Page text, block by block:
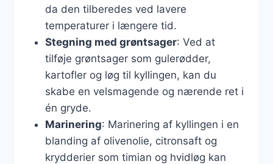
da den tilberedes ved lavere
temperaturer i længere tid.
Stegning med grøntsager: Ved at
tilføje grøntsager som gulerødder,
kartofler og løg til kyllingen, kan du
skabe en velsmagende og nærende ret i
én gryde.
Marinering: Marinering af kyllingen i en
blanding af olivenolie, citronsaft og
krydderier som timian og hvidløg kan